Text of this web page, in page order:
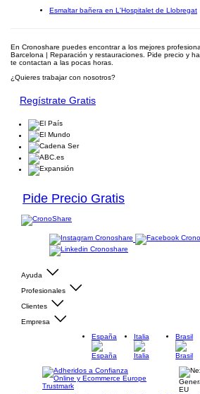
Esmaltar bañera en L'Hospitalet de Llobregat
En Cronoshare puedes encontrar a los mejores
Barcelona | Reparación y restauraciones. Pide precio y
te contactan a las pocas horas.
¿Quieres trabajar con nosotros?
Regístrate Gratis
Pide Precio Gratis
Ayuda
Profesionales
Clientes
Empresa
España
Italia Brasil